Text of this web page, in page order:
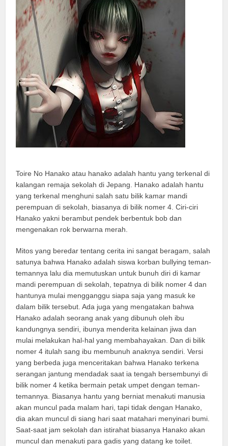
Toire No Hanako atau hanako adalah hantu yang terkenal di
kalangan remaja sekolah di Jepang. Hanako adalah hantu
yang terkenal menghuni salah satu bilik kamar mandi
perempuan di sekolah, biasanya di bilik nomer 4. Ciri-ciri
Hanako yakni berambut pendek berbentuk bob dan
mengenakan rok berwarna merah.
Mitos yang beredar tentang cerita ini sangat beragam, salah
satunya bahwa Hanako adalah siswa korban bullying teman-
temannya lalu dia memutuskan untuk bunuh diri di kamar
mandi perempuan di sekolah, tepatnya di bilik nomer 4 dan
hantunya mulai mengganggu siapa saja yang masuk ke
dalam bilik tersebut. Ada juga yang mengatakan bahwa
Hanako adalah seorang anak yang dibunuh oleh ibu
kandungnya sendiri, ibunya menderita kelainan jiwa dan
mulai melakukan hal-hal yang membahayakan. Dan di bilik
nomer 4 itulah sang ibu membunuh anaknya sendiri. Versi
yang berbeda juga menceritakan bahwa Hanako terkena
serangan jantung mendadak saat ia tengah bersembunyi di
bilik nomer 4 ketika bermain petak umpet dengan teman-
temannya. Biasanya hantu yang berniat menakuti manusia
akan muncul pada malam hari, tapi tidak dengan Hanako,
dia akan muncul di siang hari saat matahari menyinari bumi.
Saat-saat jam sekolah dan istirahat biasanya Hanako akan
muncul dan menakuti para gadis yang datang ke toilet.